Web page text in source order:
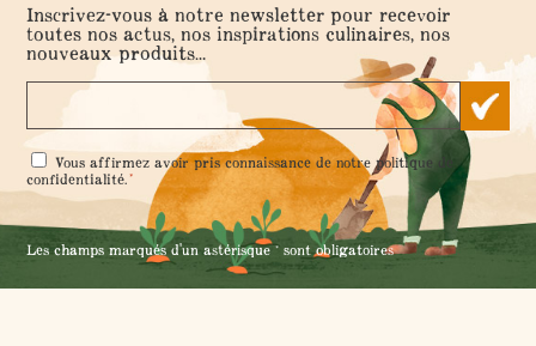
Inscrivez-vous à notre newsletter pour recevoir
toutes nos actus, nos inspirations culinaires, nos
nouveaux produits...
RGPD
*
Vous affirmez avoir pris connaissance de notrepolitique de
confidentialité.*
Les champs marqués d'un astérisque * sont obligatoires